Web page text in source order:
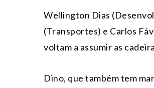
Wellington Dias
(Transportes) e Carlos
voltam a assumir as
Dino, que também tem